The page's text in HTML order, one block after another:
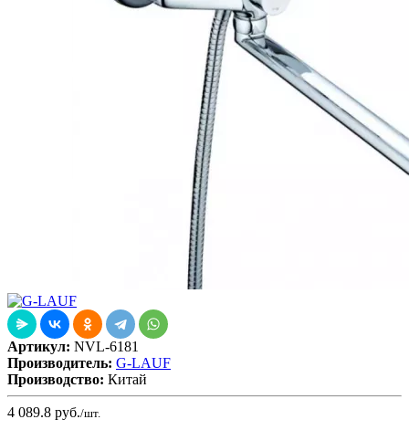
Артикул: NVL-6181
Производитель: G-LAUF
Производство: Китай
4 089.8 руб./шт.